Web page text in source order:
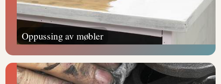
Oppussing av møbler